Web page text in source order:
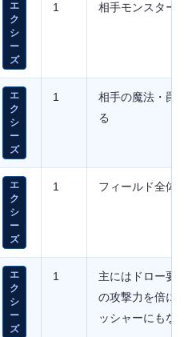
エ
ク
シ
ー
ズ
1 相手モンスターの
エ
ク
シ
ー
ズ
1
相手の魔法・罠を
る
エ
ク
シ
ー
ズ
1 フィールド全体破
エ
ク
シ
ー
ズ
1
主にはドロー要因
の攻撃力を倍にす
ッシャーにもなる